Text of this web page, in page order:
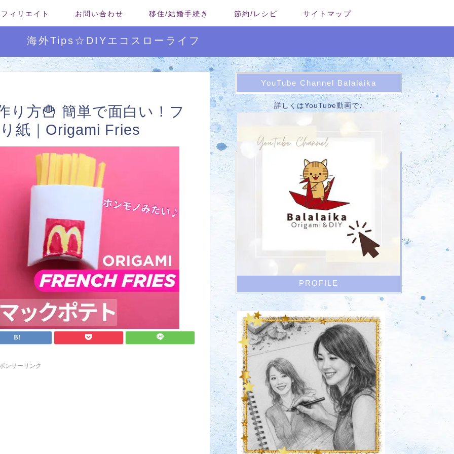
ィリエイト お問い合わせ 移住/結婚手続き 節約/レシピ サイトマップ
海外Tips☆DIYエコスローライフ
り方🍟 簡単で面白い！フ
紙｜Origami Fries
ンサーリンク
YouTube Channel Balalaika
詳しくはYouTube動画で♪
PROFILE